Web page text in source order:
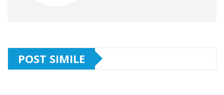
POST SIMILE